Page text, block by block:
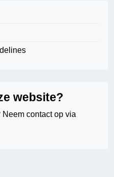
website?
contact op via